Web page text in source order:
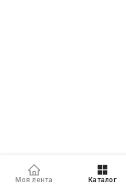
Моя лента Каталог